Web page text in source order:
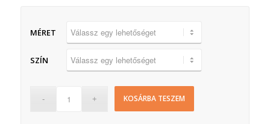
MÉRET
SZÍN
KOSÁRBA TESZEM